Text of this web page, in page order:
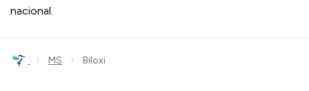
nacional.
› MS › Biloxi